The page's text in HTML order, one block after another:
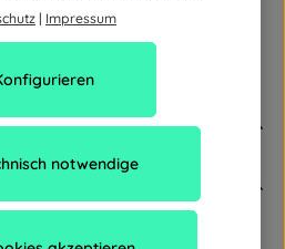
| Impressum
notwendige